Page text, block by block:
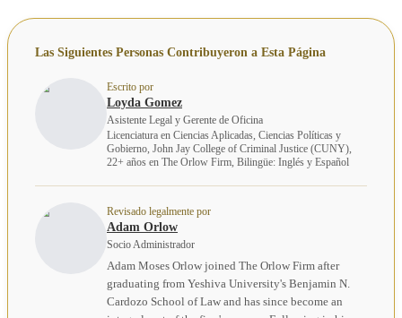
Las Siguientes Personas Contribuyeron a Esta Página
Escrito por
Loyda Gomez
Asistente Legal y Gerente de Oficina
Licenciatura en Ciencias Aplicadas, Ciencias Políticas y
Gobierno, John Jay College of Criminal Justice (CUNY),
22+ años en The Orlow Firm, Bilingüe: Inglés y Español
Revisado legalmente por
Adam Orlow
Socio Administrador
Adam Moses Orlow joined The Orlow Firm after
graduating from Yeshiva University's Benjamin N.
Cardozo School of Law and has since become an